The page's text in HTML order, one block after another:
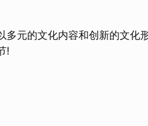
元的文化内容和创新的文化
!